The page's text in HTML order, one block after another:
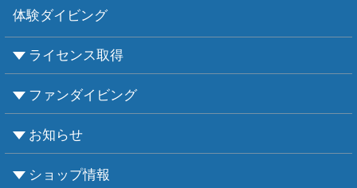
体験ダイビング
ライセンス取得
CMASについて
PADIについて
Ｃカードライセンス取得
レベルアップCMAS
レベルアップPADI
インストラクターコース
エンリッチド・エア・ナイトロックス講習
ファンダイビング
ビーチダイビング
ボートダイビング
セルフダイビング
レンタル器材
お知らせ
お知らせ
お天気情報
フォトグラフィ
ツアー情報
ショップ情報